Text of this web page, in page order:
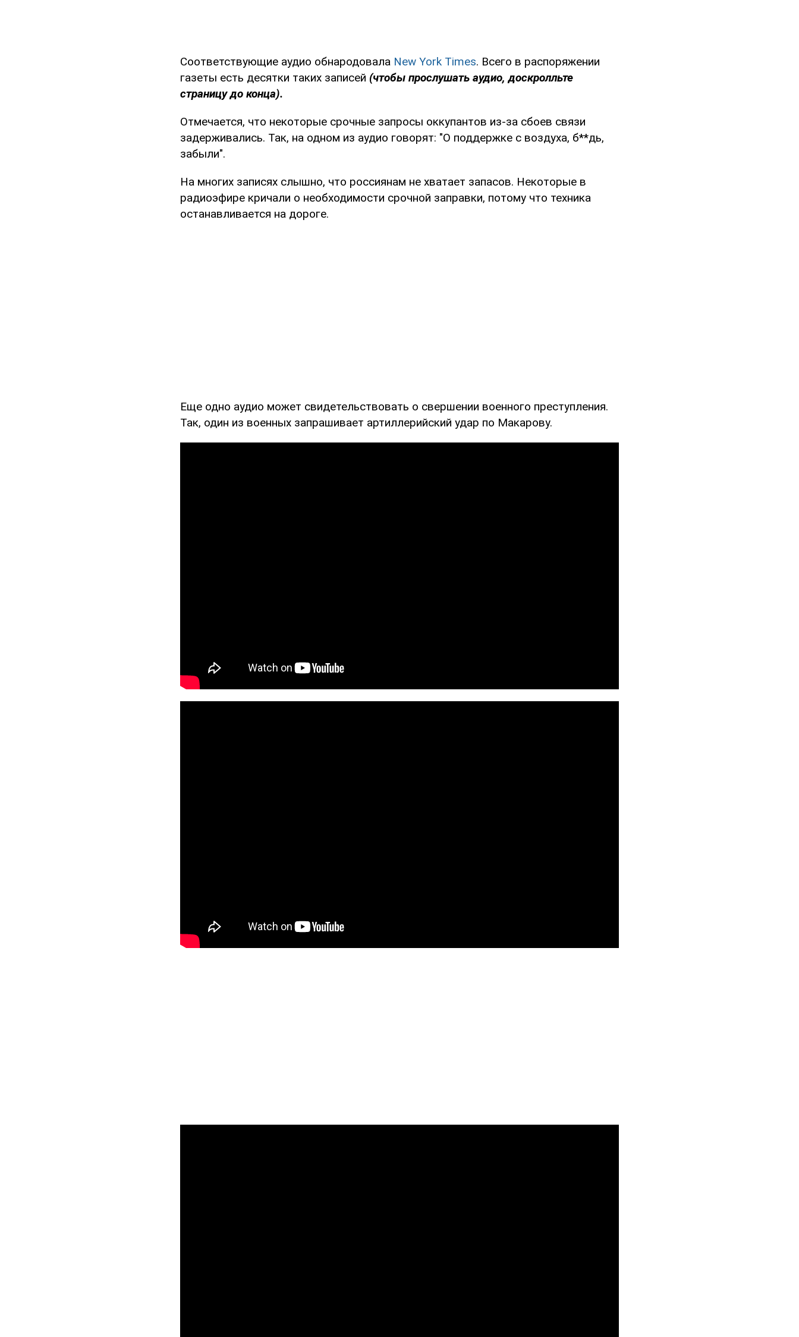
Соответствующие аудио обнародовала New York Times. Всего в распоряжении
газеты есть десятки таких записей (чтобы прослушать аудио, доскролльте
страницу до конца).
Отмечается, что некоторые срочные запросы оккупантов из-за сбоев связи
задерживались. Так, на одном из аудио говорят: "О поддержке с воздуха, б**дь,
забыли".
На многих записях слышно, что россиянам не хватает запасов. Некоторые в
радиоэфире кричали о необходимости срочной заправки, потому что техника
останавливается на дороге.
Еще одно аудио может свидетельствовать о свершении военного преступления.
Так, один из военных запрашивает артиллерийский удар по Макарову.